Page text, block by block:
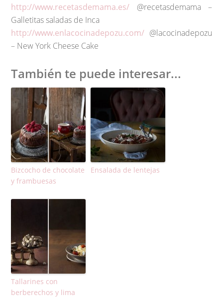
http://www.recetasdemama.es/ @recetasdemama –
Galletitas saladas de Inca
http://www.enlacocinadepozu.com/ @lacocinadepozu
– New York Cheese Cake
También te puede interesar...
Bizcocho de chocolate
y frambuesas
Ensalada de lentejas
Tallarines con
berberechos y lima